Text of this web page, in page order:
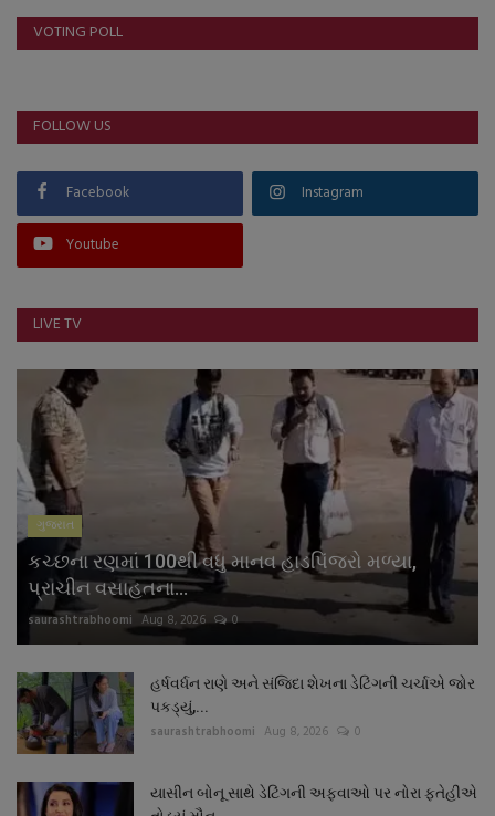
VOTING POLL
FOLLOW US
Facebook Instagram
Youtube
LIVE TV
ગુજરાત
કચ્છના રણમાં 100થી વધુ માનવ હાડપિંજરો મળ્યા,
પ્રાચીન વસાહતના...
saurashtrabhoomi Aug 8, 2026 0
હર્ષવર્ધન રાણે અને સંજિદા શેખના ડેટિંગની ચર્ચાએ જોર
પકડ્યું,...
saurashtrabhoomi Aug 8, 2026 0
યાસીન બોનૂ સાથે ડેટિંગની અફવાઓ પર નોરા ફતેહીએ